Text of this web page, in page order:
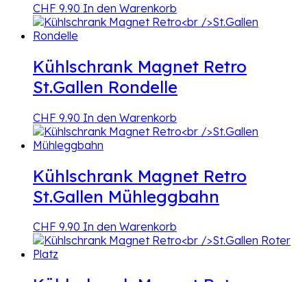
CHF 9.90 In den Warenkorb
Kühlschrank Magnet Retro
St.Gallen Rondelle
CHF 9.90 In den Warenkorb
Kühlschrank Magnet Retro
St.Gallen Mühleggbahn
CHF 9.90 In den Warenkorb